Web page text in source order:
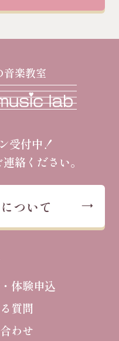
音楽教室
受付中！
絡ください。
ついて
体験申込
質問
わせ